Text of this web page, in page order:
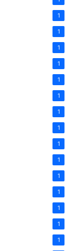
1
1
1
1
1
1
1
1
1
1
1
1
1
1
1